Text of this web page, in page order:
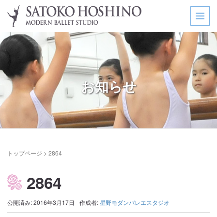
お知らせ
トップページ > 2864
2864
公開済み: 2016年3月17日 作成者:星野モダンバレエスタジオ